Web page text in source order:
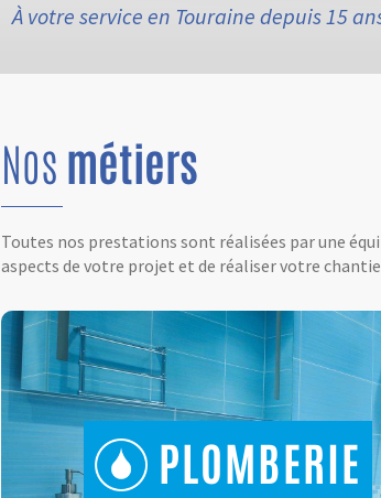
À votre service en Touraine depuis 15
Nosmétiers
Toutes nos prestations sont réalisées par une
aspects de votre projet et de réaliser votre
PLOMBERIE